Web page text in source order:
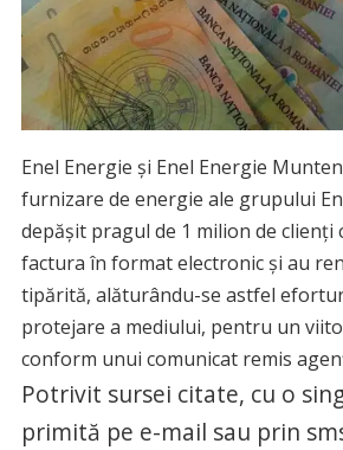
Enel Energie şi Enel Energie
furnizare de energie ale grupului
depăşit pragul de 1 milion de clienţi
factura în format electronic şi au
tipărită, alăturându-se astfel
protejare a mediului, pentru un
conform unui comunicat remis
Potrivit sursei citate, cu o
primită pe e-mail sau prin